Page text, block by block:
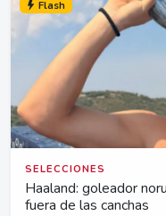
Flash
SELECCIONES
Haaland: goleador
fuera de las canchas